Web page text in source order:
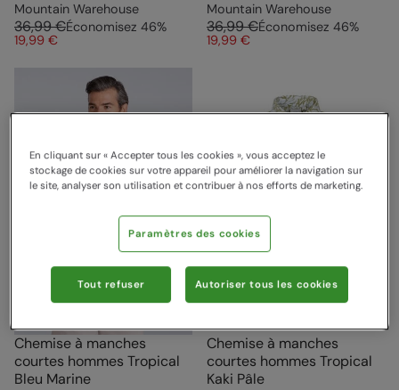
Mountain Warehouse
36,99 €Économisez 46%
19,99 €
Mountain Warehouse
36,99 €Économisez 46%
19,99 €
Chemise à manches
courtes hommes Tropical
Bleu Marine
Chemise à manches
courtes hommes Tropical
Kaki Pâle
En cliquant sur « Accepter tous les cookies », vous acceptez le
stockage de cookies sur votre appareil pour améliorer la navigation sur
le site, analyser son utilisation et contribuer à nos efforts de marketing.
Paramètres des cookies
Tout refuser Autoriser tous les cookies